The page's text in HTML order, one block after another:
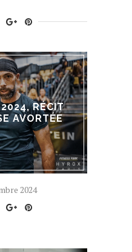
2024, RÉCIT
AVORTÉE
2024